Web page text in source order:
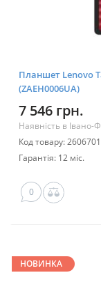
Планшет Lenovo
(ZAEH0006UA)
7 546 грн.
Наявність в Івано-
Код товару: 2606701
Гарантія: 12 міс.
0
НОВИНКА